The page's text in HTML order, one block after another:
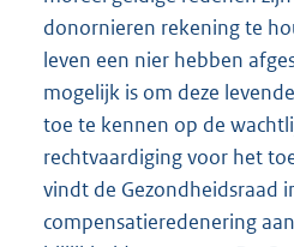
donornieren rekening te
leven een nier hebben
mogelijk is om deze
toe te kennen op de
rechtvaardiging voor het
vindt de Gezondheidsraad
compensatieredenering